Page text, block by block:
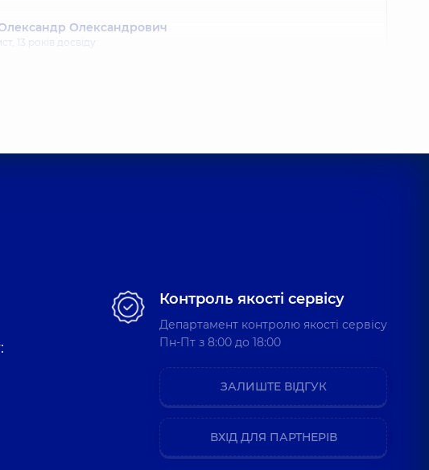
Олександрович
13 років досвіду
Сергій Михайлович
Лікар лікувальної фізкультури,
Лікар лікувальної фізкультури; Реабілітолог; Фізіотерапевт,5 років
Віталій Олександрович
Масажист; Масажист дитячий, 12 років досвіду
Олексій Володимирович
Контроль якості сервісу
Департамент контролю якості сервісу
Пн-Пт з 8:00 до 18:00
ЗАЛИШТЕ ВІДГУК
ВХІД ДЛЯ ПАРТНЕРІВ